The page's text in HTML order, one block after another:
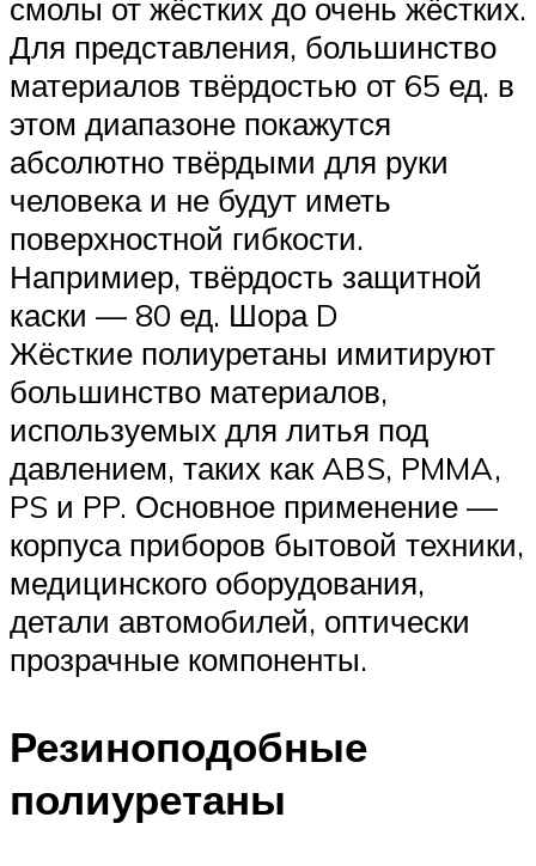
смолы от жёстких до очень жёстких.
Для представления, большинство
материалов твёрдостью от 65 ед. в
этом диапазоне покажутся
абсолютно твёрдыми для руки
человека и не будут иметь
поверхностной гибкости.
Напримиер, твёрдость защитной
каски — 80 ед. Шора D
Жёсткие полиуретаны имитируют
большинство материалов,
используемых для литья под
давлением, таких как ABS, PMMA,
PS и PP. Основное применение —
корпуса приборов бытовой техники,
медицинского оборудования,
детали автомобилей, оптически
прозрачные компоненты.
Резиноподобные
полиуретаны